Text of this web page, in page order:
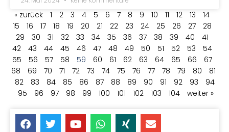
« zurück 1 2 3 4 5 6 7 8 9 10 11 12 13
14
15
16 17 18 19 20 21 22 23 24 25 26 27
28
29
30 31 32 33 34 35 36 37 38 39 40
41
42
43 44 45 46 47 48 49 50 51 52 53
54
55
56 57 58 59 60 61 62 63 64 65 66
67
68
69 70 71 72 73 74 75 76 77 78 79 80
81
82
83 84 85 86 87 88 89 90 91 92 93
94
95
96 97 98 99 100 101 102 103 104 weiter »